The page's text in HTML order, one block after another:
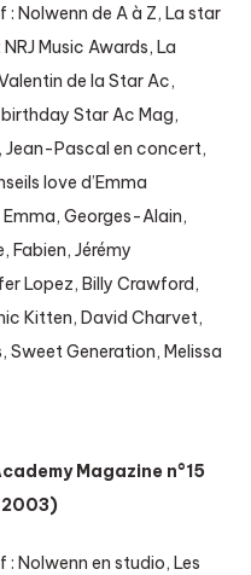
: Nolwenn de A à Z, La star
Music Awards, La
de la Star Ac,
Star Ac Mag,
Jean-Pascal en concert,
love d’Emma
Georges-Alain,
Fabien, Jérémy
Lopez, Billy Crawford,
Kitten, David Charvet,
Sweet Generation, Melissa
Magazine n°15
2003)
: Nolwenn en studio, Les